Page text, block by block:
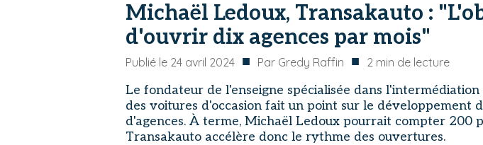
Michaël Ledoux, Transakauto :
d'ouvrir dix agences par mois"
Publié le 24 avril 2024 ■ Par Gredy Raffin ■ 2 min de lecture
Le fondateur de l'enseigne spécialisée dans
des voitures d'occasion fait un point sur le développement
d'agences. À terme, Michaël Ledoux pourrait compter 200
Transakauto accélère donc le rythme des ouvertures.